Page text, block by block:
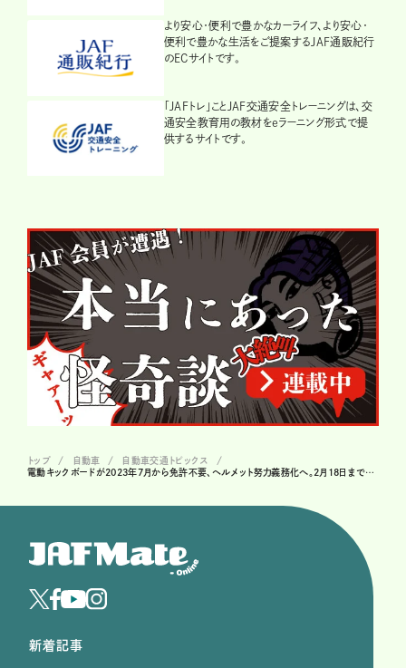
より安心・便利で豊かなカーライフ、より安心・
便利で豊かな生活をご提案するJAF通販紀行
のECサイトです。
「JAFトレ」ことJAF交通安全トレーニングは、交
通安全教育用の教材をeラーニング形式で提
供するサイトです。
トップ 自動車
自動車交通トピックス
電動キックボードが2023年7月から免許不要、ヘルメット努力義務化へ。2月18日まで意見募集
新着記事